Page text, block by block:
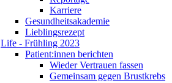
Karriere
Gesundheitsakademie
Lieblingsrezept
Life - Frühling 2023
Patient:innen berichten
Wieder Vertrauen fassen
Gemeinsam gegen Brustkrebs